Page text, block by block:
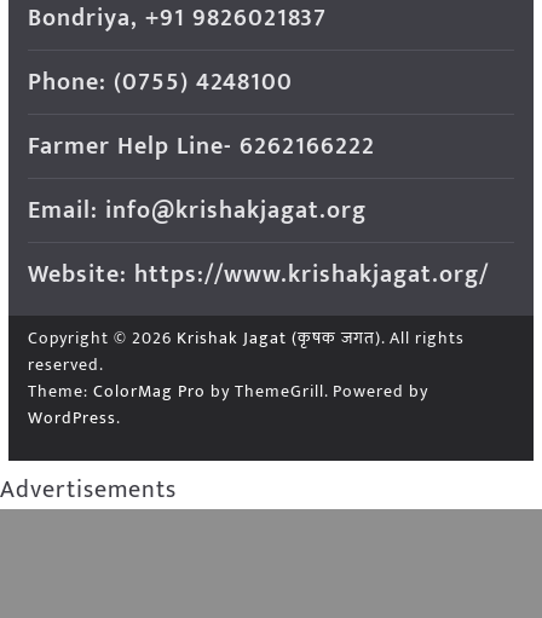
Bondriya, +91 9826021837
Phone: (0755) 4248100
Farmer Help Line- 6262166222
Email: info@krishakjagat.org
Website: https://www.krishakjagat.org/
Copyright © 2026 Krishak Jagat (कृषक जगत). All rights
reserved.
Theme: ColorMag Pro by ThemeGrill. Powered by
WordPress.
Advertisements